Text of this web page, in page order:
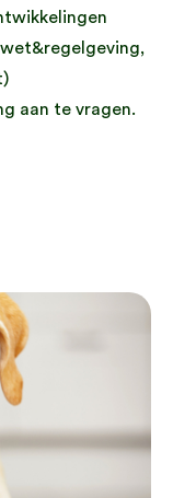
wet&regelgeving,
aan te vragen.